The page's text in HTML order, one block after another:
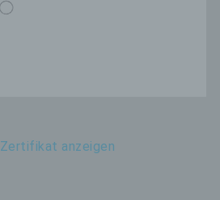
Zertifikat anzeigen